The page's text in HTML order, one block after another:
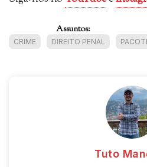
Assuntos:
CRIME DIREITO PENAL
Tuto